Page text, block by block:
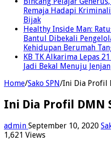
Remaja Hadapi
Bijak
Healthy Inside Man:
Bantul Dibekali
Kehidupan Berumah
KB TK Alkarima Lepas
Jadi Bekal Menuju
Home/Sako SPN/Ini Dia Profil
Ini Dia Profil DMN
admin September 10, 2020
1,621 Views